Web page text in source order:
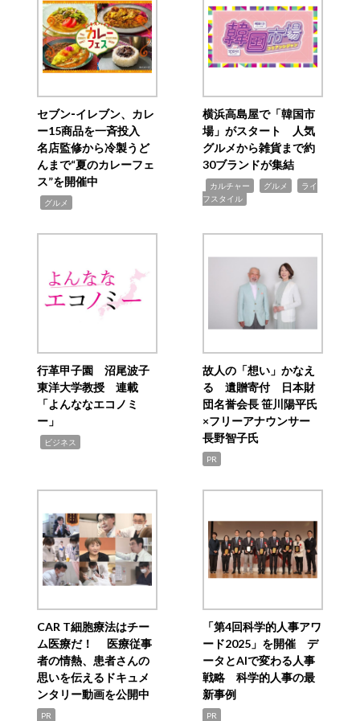
セブン‐イレブン、カレ
ー15商品を一斉投入
名店監修から冷製うど
んまで“夏のカレーフェ
ス”を開催中
グルメ
横浜高島屋で「韓国市
場」がスタート 人気
グルメから雑貨まで約
30ブランドが集結
カルチャー グルメ
ライ
フスタイル
行革甲子園 沼尾波子
東洋大学教授 連載
「よんななエコノミ
ー」
ビジネス
故人の「想い」かなえ
る 遺贈寄付 日本財
団名誉会長 笹川陽平氏
×フリーアナウンサー
長野智子氏
PR
CAR T細胞療法はチー
ム医療だ！ 医療従事
者の情熱、患者さんの
思いを伝えるドキュメ
ンタリー動画を公開中
PR
「第4回科学的人事アワ
ード2025」を開催 デ
ータとAIで変わる人事
戦略 科学的人事の最
新事例
PR